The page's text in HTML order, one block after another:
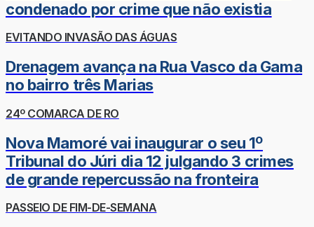
condenado por crime que não existia
EVITANDO INVASÃO DAS ÁGUAS
Drenagem avança na Rua Vasco da Gama
no bairro três Marias
24º COMARCA DE RO
Nova Mamoré vai inaugurar o seu 1º
Tribunal do Júri dia 12 julgando 3 crimes
de grande repercussão na fronteira
PASSEIO DE FIM-DE-SEMANA